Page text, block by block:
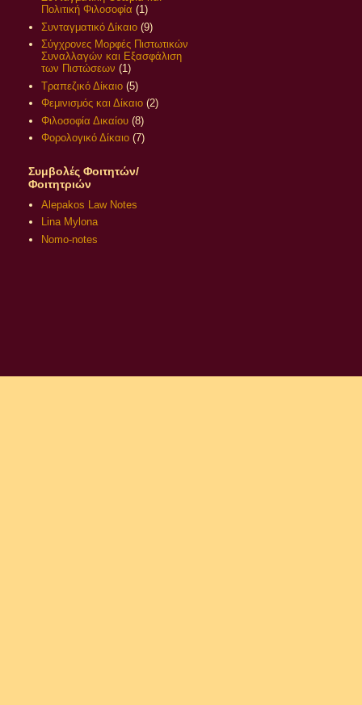
Πολιτική Φιλοσοφία (1)
Συνταγματικό Δίκαιο (9)
Σύγχρονες Μορφές Πιστωτικών
Συναλλαγών και Εξασφάλιση
των Πιστώσεων (1)
Τραπεζικό Δίκαιο (5)
Φεμινισμός και Δίκαιο (2)
Φιλοσοφία Δικαίου (8)
Φορολογικό Δίκαιο (7)
Συμβολές Φοιτητών/
Φοιτητριών
Alepakos Law Notes
Lina Mylona
Nomo-notes